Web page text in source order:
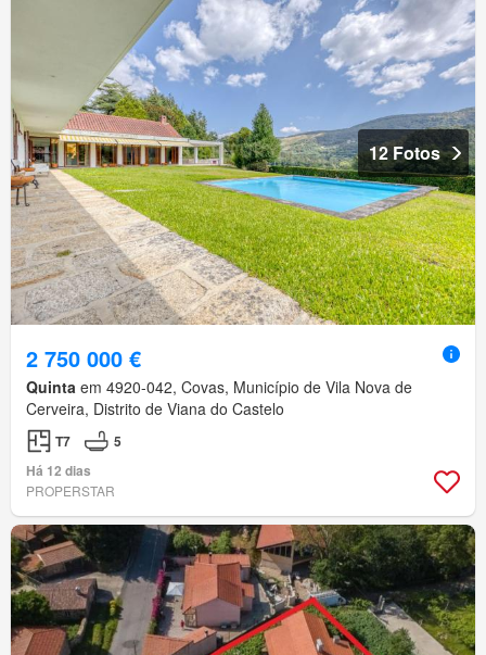
12 Fotos
2 750 000 €
Quinta em 4920-042, Covas, Município de Vila Nova de
Cerveira, Distrito de Viana do Castelo
T7
5
Há 12 dias
PROPERSTAR